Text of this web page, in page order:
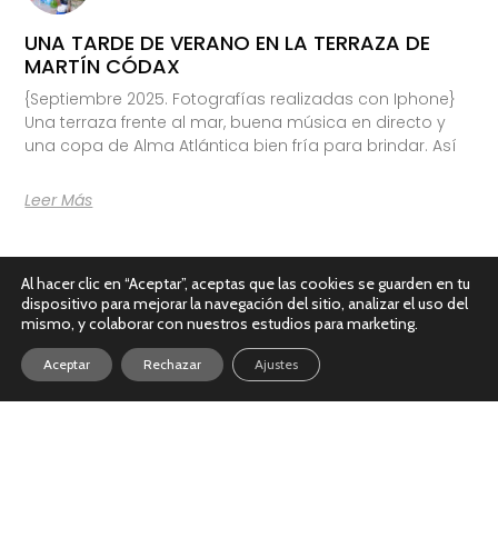
UNA TARDE DE VERANO EN LA TERRAZA DE
MARTÍN CÓDAX
{Septiembre 2025. Fotografías realizadas con Iphone}
Una terraza frente al mar, buena música en directo y
una copa de Alma Atlántica bien fría para brindar. Así
Leer Más
Al hacer clic en “Aceptar”, aceptas que las cookies se guarden en tu
dispositivo para mejorar la navegación del sitio, analizar el uso del
mismo, y colaborar con nuestros estudios para marketing.
Aceptar Rechazar Ajustes